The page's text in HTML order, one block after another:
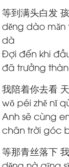
等到满头白发
děng dào
dà
Đợi đến khi
đã trưởng
我陪着你去看
wǒ péi zhě nǐ
Anh sẽ cùng
chân trời góc
等那青丝落下